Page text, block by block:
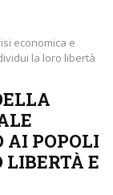
economica e
la loro libertà
AI POPOLI
E